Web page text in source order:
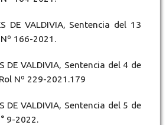
DE VALDIVIA, Sentencia del 13
166-2021.
DE VALDIVIA, Sentencia del 4 de
Nº 229-2021.179
DE VALDIVIA, Sentencia del 5 de
9-2022.